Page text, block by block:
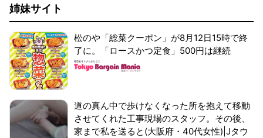
姉妹サイト
松のや「総菜クーポン」が8月12日15時で終
了に。「ロースかつ定食」500円は継続
道の真ん中で歩けなくなった所を抱えて移動
させてくれた工事現場のスタッフ。その後、
家まで私を送ると(大阪府・40代女性)|Jタウ